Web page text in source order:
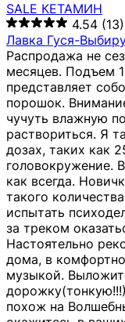
SALE КЕТАМИН
4.54 (13)
Лавка Гуся-
Распродажа не
месяцев. Подъем
представляет
порошок.
чучуть влажную
раствориться. Я
дозах, таких как
головокружение.
как всегда.
такого
испытать
за треком
Настоятельно
дома, в
музыкой.
похож на